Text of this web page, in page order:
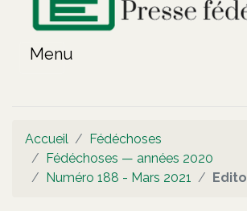
Accueil
Fédéchoses
Fédéchoses — années 2020
Numéro 188 - Mars 2021
Edito